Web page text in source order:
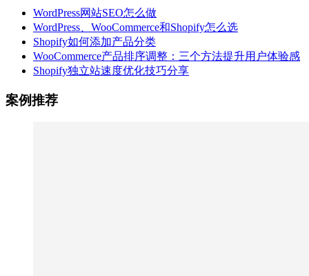
WordPress网站SEO怎么做
WordPress、WooCommerce和Shopify怎么选
Shopify如何添加产品分类
WooCommerce产品排序调整：三个方法提升用户体验感
Shopify独立站速度优化技巧分享
案例推荐